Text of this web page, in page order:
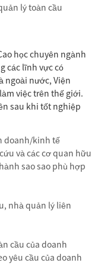
lý toàn cầu
học chuyên ngành
các lĩnh vực có
ngoài nước, Viện
việc trên thế giới.
sau khi tốt nghiệp
doanh/kinh tế
và các cơ quan hữu
sao sao phù hợp
nhà quản lý liên
cầu của doanh
yêu cầu của doanh